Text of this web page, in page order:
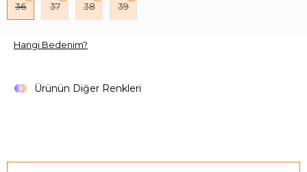
36 37 38 39
Hangi Bedenim?
Ürünün Diğer Renkleri